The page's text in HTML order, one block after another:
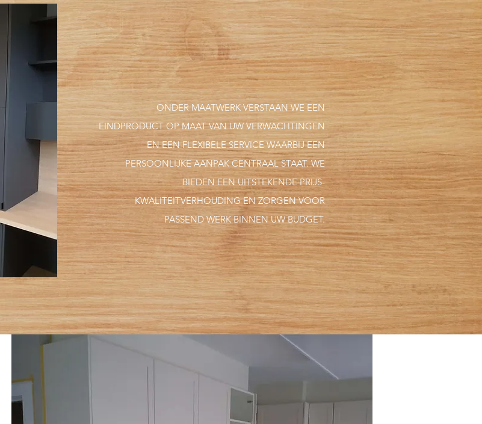
ONDER MAATWERK VERSTAAN WE EEN
EINDPRODUCT OP MAAT VAN UW VERWACHTINGEN
EN EEN FLEXIBELE SERVICE WAARBIJ EEN
PERSOONLIJKE AANPAK CENTRAAL STAAT. WE
BIEDEN EEN UITSTEKENDE PRIJS-
KWALITEITVERHOUDING EN ZORGEN VOOR
PASSEND WERK BINNEN UW BUDGET.